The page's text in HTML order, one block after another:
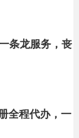
条龙服务，丧
全程代办，一